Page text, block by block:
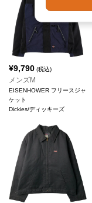
¥9,790 (税込)
メンズM
EISENHOWER フリースジャ
ケット
Dickies/ディッキーズ